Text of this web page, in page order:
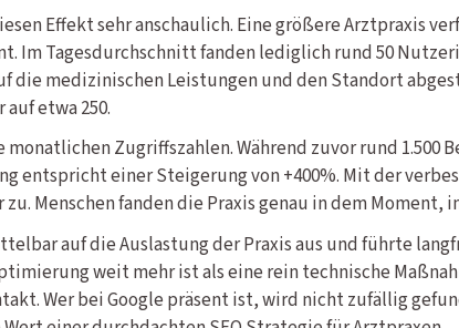
Effekt sehr anschaulich. Eine größere Arztpraxis
Im Tagesdurchschnitt fanden lediglich rund 50
die medizinischen Leistungen und den Standort
etwa 250.
Zugriffszahlen. Während zuvor rund
entspricht einer Steigerung von +400%. Mit der
Menschen fanden die Praxis genau in dem
auf die Auslastung der Praxis aus und führte
weit mehr ist als eine rein technische
Wer bei Google präsent ist, wird nicht zufällig